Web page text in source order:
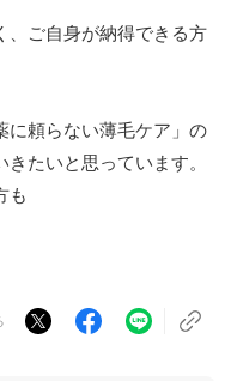
、ご自身が納得できる方
に頼らない薄毛ケア」の
たいと思っています。
も